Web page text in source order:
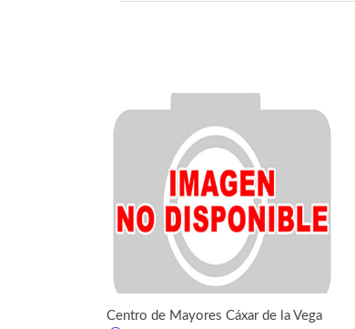
Centro de Mayores Cáxar de la Vega